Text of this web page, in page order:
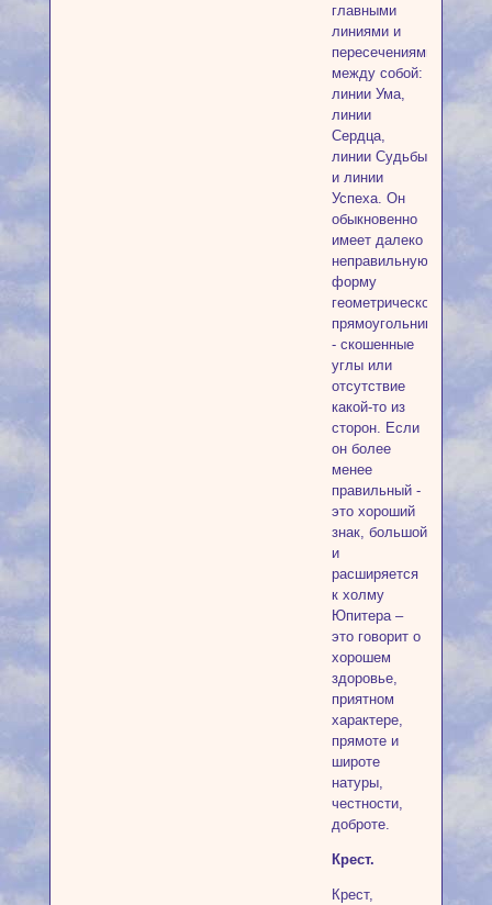
главными
линиями и
пересечениями
между собой:
линии Ума,
линии
Сердца,
линии Судьбы
и линии
Успеха. Он
обыкновенно
имеет далеко
неправильную
форму
геометрического
прямоугольника
- скошенные
углы или
отсутствие
какой-то из
сторон. Если
он более
менее
правильный -
это хороший
знак, большой
и
расширяется
к холму
Юпитера –
это говорит о
хорошем
здоровье,
приятном
характере,
прямоте и
широте
натуры,
честности,
доброте.
Крест.
Крест,